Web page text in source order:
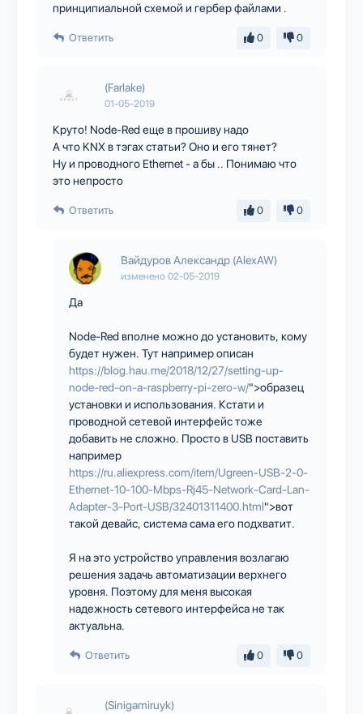
принципиальной схемой и гербер файлами .
Ответить 0 0
(Farlake)
01-05-2019
Круто! Node-Red еще в прошиву надо
А что KNX в тэгах статьи? Оно и его тянет?
Ну и проводного Ethernet - а бы .. Понимаю что
это непросто
Ответить 0 0
Вайдуров Александр (AlexAW)
изменено 02-05-2019
Да
Node-Red вполне можно до установить, кому
будет нужен. Тут например описан
https://blog.hau.me/2018/12/27/setting-up-
node-red-on-a-raspberry-pi-zero-w/">образец
установки и использования. Кстати и
проводной сетевой интерфейс тоже
добавить не сложно. Просто в USB поставить
например
https://ru.aliexpress.com/item/Ugreen-USB-2-0-
Ethernet-10-100-Mbps-Rj45-Network-Card-Lan-
Adapter-3-Port-USB/32401311400.html">вот
такой девайс, система сама его подхватит.
Я на это устройство управления возлагаю
решения задачь автоматизации верхнего
уровня. Поэтому для меня высокая
надежность сетевого интерфейса не так
актуальна.
Ответить 0 0
(Sinigamiruyk)